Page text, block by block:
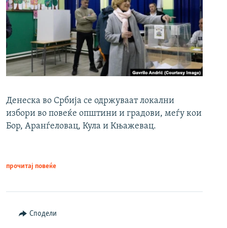
Денеска во Србија се одржуваат локални
избори во повеќе општини и градови, меѓу кои
Бор, Аранѓеловац, Кула и Књажевац.
прочитај повеќе
Сподели